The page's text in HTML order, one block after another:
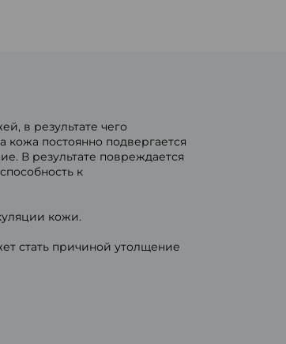
в результате чего
постоянно подвергается
В результате повреждается
к
кожи.
стать причиной утолщение